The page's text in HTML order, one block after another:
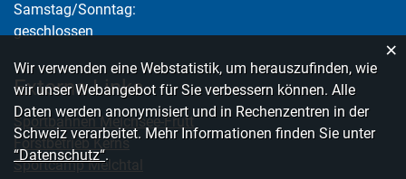
Samstag/Sonntag:
geschlossen
Externe Links
Sportbahnen Melchsee-Frutt
Forstbetrieb Kerns
Sportcamp Melchtal
Webstatistik
Wir verwenden eine Webstatistik, um herauszufinden, wie
wir unser Webangebot für Sie verbessern können. Alle
Daten werden anonymisiert und in Rechenzentren in der
Schweiz verarbeitet. Mehr Informationen finden Sie unter
“Datenschutz“.
×